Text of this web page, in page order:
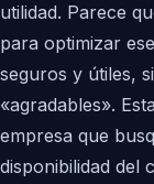
utilidad. Parece
para optimizar
seguros y útiles,
«agradables».
empresa que
disponibilidad del